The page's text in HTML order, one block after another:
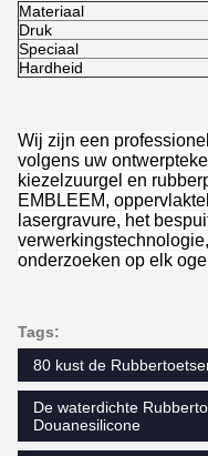
Materiaal
Druk
Speciaal
Hardheid
Wij zijn een
volgens uw
kiezelzuurgel en
EMBLEEM,
lasergravure, het
onderzoeken op elk
Tags:
80 kust de
De waterdichte
Douanesilicone